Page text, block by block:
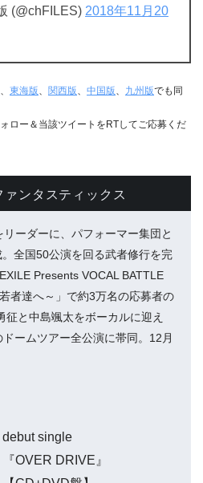
(@chFILES) 2018年11月20
、 東海版、 関西版、 中国版、 九州版でも同
ロー＆当該ツイートをRTしてご応募くだ
ァンタスティックス
ーダーに、パフォーマー集団と
。全国50公演を回る武者修行を完
Presents VOCAL BATTLE
者達へ～」で約3万名の応募者の
と中島颯太をボーカルに迎え
ームツアー全公演に帯同。12月
debut single
『OVER DRIVE』